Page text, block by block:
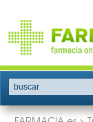
buscar